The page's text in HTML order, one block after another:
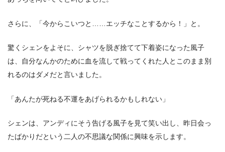
さらに、「今からこいつと……エッチなことするから！」と。
驚くシェンをよそに、シャツを脱ぎ捨てて下着姿になった風子
は、自分なんかのために血を流して戦ってくれた人とこのまま別
れるのはダメだと言いました。
「あんたが死ねる不運をあげられるかもしれない」
シェンは、アンディにそう告げる風子を見て笑い出し、昨日会っ
たばかりだという二人の不思議な関係に興味を示します。